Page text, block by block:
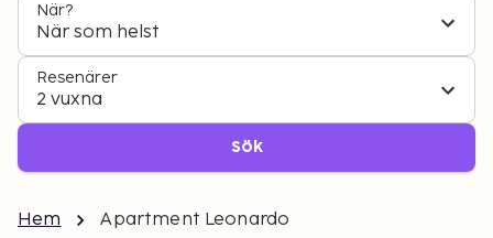
När?
När som helst
Resenärer
2 vuxna
Sök
Hem Apartment Leonardo